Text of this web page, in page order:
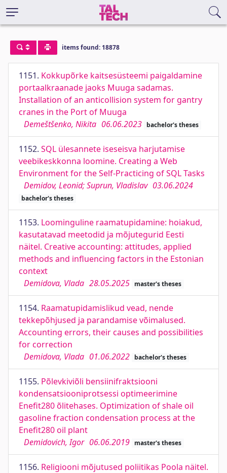
items found: 18878
1151. Kokkupõrke kaitsesüsteemi paigaldamine
portaalkraanade jaoks Muuga sadamas.
Installation of an anticollision system for gantry
cranes in the Port of Muuga
Demeštšenko, Nikita 06.06.2023 bachelor's theses
1152. SQL ülesannete iseseisva harjutamise
veebikeskkonna loomine. Creating a Web
Environment for the Self-Practicing of SQL Tasks
Demidov, Leonid; Suprun, Vladislav 03.06.2024
bachelor's theses
1153. Loominguline raamatupidamine: hoiakud,
kasutatavad meetodid ja mõjutegurid Eesti
näitel. Creative accounting: attitudes, applied
methods and influencing factors in the Estonian
context
Demidova, Vlada 28.05.2025 master's theses
1154. Raamatupidamislikud vead, nende
tekkepõhjused ja parandamise võimalused.
Accounting errors, their causes and possibilities
for correction
Demidova, Vlada 01.06.2022 bachelor's theses
1155. Põlevkiviõli bensiinifraktsiooni
kondensatsiooniprotsessi optimeerimine
Enefit280 õlitehases. Optimization of shale oil
gasoline fraction condensation process at the
Enefit280 oil plant
Demidovich, Igor 06.06.2019 master's theses
1156. Religiooni mõjutused poliitikas Poola näitel.